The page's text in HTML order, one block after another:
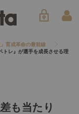
育成革命の最前線
トレ』が選手を成長させる理
も当たり